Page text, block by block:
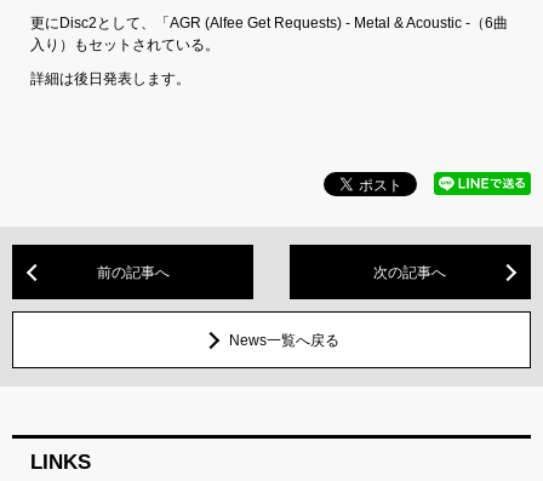
更にDisc2として、「AGR (Alfee Get Requests) - Metal & Acoustic -（6曲
入り）もセットされている。
詳細は後日発表します。
前の記事へ 次の記事へ
News一覧へ戻る
LINKS